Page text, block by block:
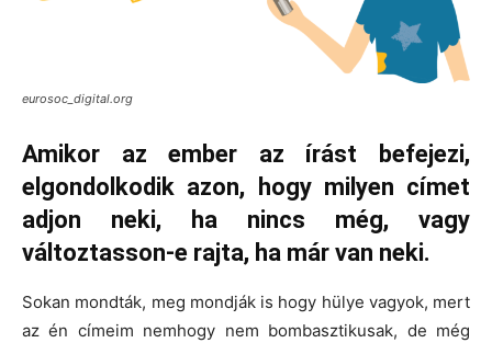
eurosoc_digital.org
Amikor az ember az írást befejezi,
elgondolkodik azon, hogy milyen címet
adjon neki, ha nincs még, vagy
változtasson-e rajta, ha már van neki.
Sokan mondták, meg mondják is hogy hülye vagyok, mert
az én címeim nemhogy nem bombasztikusak, de még